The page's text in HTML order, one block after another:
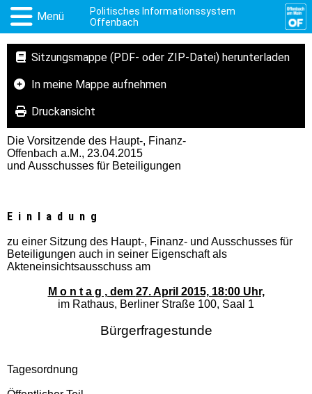
Menü
Politisches Informationssystem
Offenbach
Sitzungsmappe (PDF- oder ZIP-Datei) herunterladen
In meine Mappe aufnehmen
Druckansicht
Die Vorsitzende des Haupt-, Finanz-
Offenbach a.M., 23.04.2015
und Ausschusses für Beteiligungen
E i n l a d u n g
zu einer Sitzung des Haupt-, Finanz- und Ausschusses für
Beteiligungen auch in seiner Eigenschaft als
Akteneinsichtsausschuss am
M o n t a g , dem 27. April 2015, 18:00 Uhr,
im Rathaus, Berliner Straße 100, Saal 1
Bürgerfragestunde
Tagesordnung